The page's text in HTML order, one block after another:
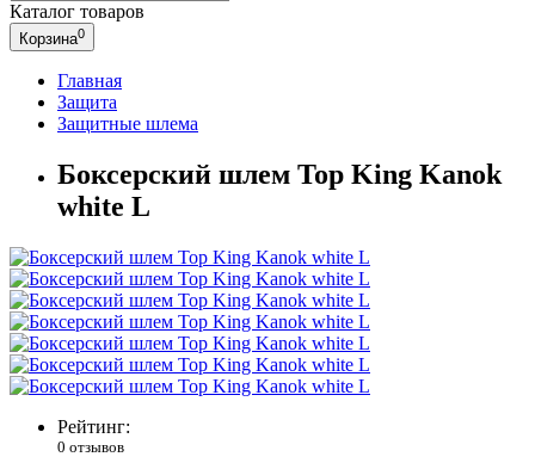
Каталог товаров
Корзина0
Главная
Защита
Защитные шлема
Боксерский шлем Top King Kanok
white L
Рейтинг:
0 отзывов